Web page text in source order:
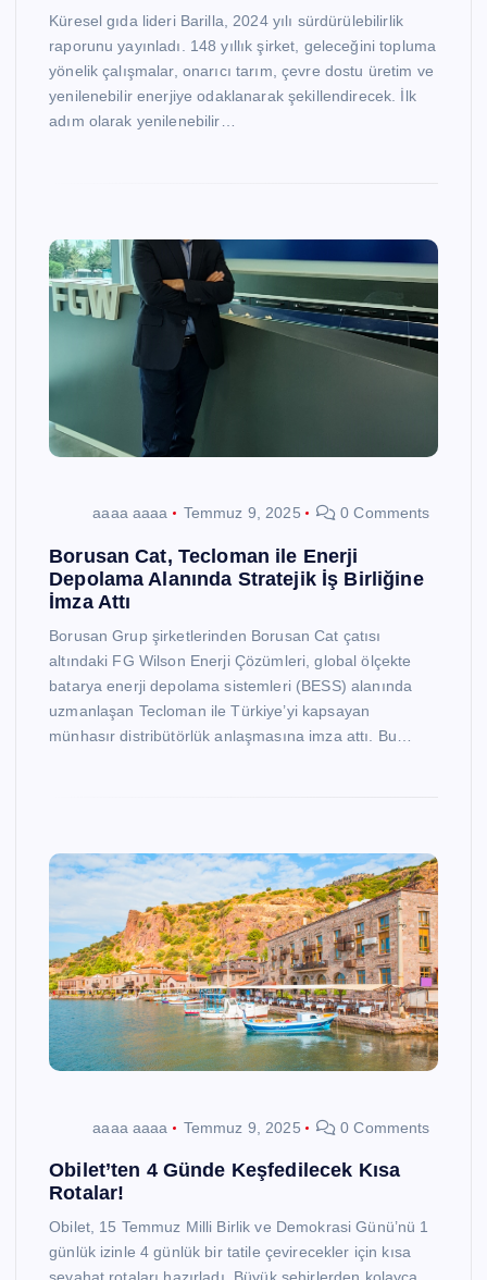
Küresel gıda lideri Barilla, 2024 yılı sürdürülebilirlik
raporunu yayınladı. 148 yıllık şirket, geleceğini topluma
yönelik çalışmalar, onarıcı tarım, çevre dostu üretim ve
yenilenebilir enerjiye odaklanarak şekillendirecek. İlk
adım olarak yenilenebilir…
aaaa aaaa Temmuz 9, 2025 0 Comments
Borusan Cat, Tecloman ile Enerji
Depolama Alanında Stratejik İş Birliğine
İmza Attı
Borusan Grup şirketlerinden Borusan Cat çatısı
altındaki FG Wilson Enerji Çözümleri, global ölçekte
batarya enerji depolama sistemleri (BESS) alanında
uzmanlaşan Tecloman ile Türkiye’yi kapsayan
münhasır distribütörlük anlaşmasına imza attı. Bu…
aaaa aaaa Temmuz 9, 2025 0 Comments
Obilet’ten 4 Günde Keşfedilecek Kısa
Rotalar!
Obilet, 15 Temmuz Milli Birlik ve Demokrasi Günü’nü 1
günlük izinle 4 günlük bir tatile çevirecekler için kısa